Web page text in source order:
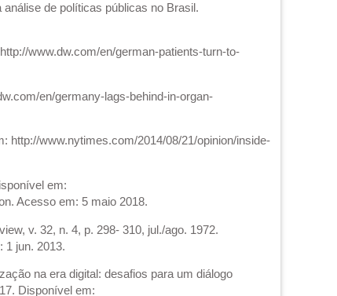
de políticas públicas no Brasil.
www.dw.com/en/german-patients-turn-to-
en/germany-lags-behind-in-organ-
http://www.nytimes.com/2014/08/21/opinion/inside-
em:
Acesso em: 5 maio 2018.
v. 32, n. 4, p. 298- 310, jul./ago. 1972.
1 jun. 2013.
na era digital: desafios para um diálogo
Disponível em: